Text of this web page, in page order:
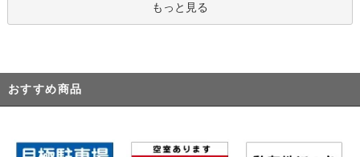
もっと見る
おすすめ商品